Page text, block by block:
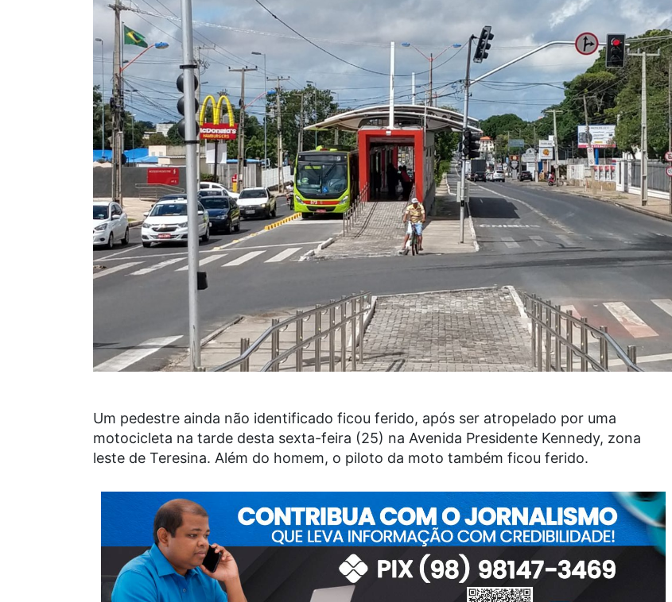
Um pedestre ainda não identificado ficou ferido, após ser atropelado por uma
motocicleta na tarde desta sexta-feira (25) na Avenida Presidente Kennedy, zona
leste de Teresina. Além do homem, o piloto da moto também ficou ferido.